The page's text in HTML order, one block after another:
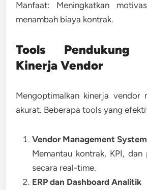
Manfaat: Meningkatkan
menambah biaya kontrak.
Tools Pendukung
Kinerja Vendor
Mengoptimalkan kinerja vendor
akurat. Beberapa tools yang
Vendor Management
Memantau kontrak, KPI,
secara real-time.
ERP dan Dashboard Analitik